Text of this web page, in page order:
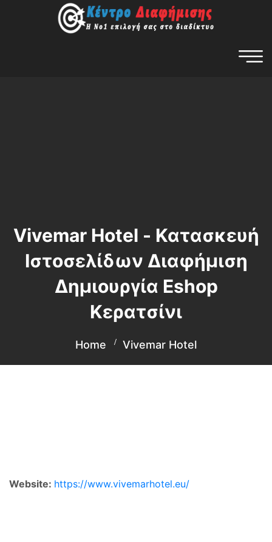
Vivemar Hotel - Κατασκευή
Ιστοσελίδων Διαφήμιση
Δημιουργία Eshop
Κερατσίνι
Home Vivemar Hotel
Website: https://www.vivemarhotel.eu/